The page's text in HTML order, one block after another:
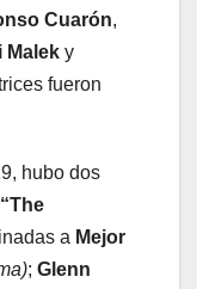
Cuarón,
Malek y
fueron
hubo dos
“The
a Mejor
; Glenn